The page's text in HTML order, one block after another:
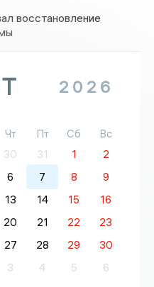
восстановление
2026
Чт Пт Сб
Вс
30 31 1
2
6 7 8
9
13 14 15
16
20 21 22
23
27 28 29
30
3 4 5 6